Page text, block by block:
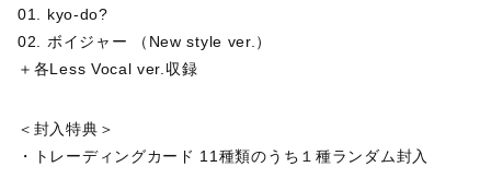
01. kyo-do?
02. ボイジャー （New style ver.）
＋各Less Vocal ver.収録
＜封入特典＞
・トレーディングカード 11種類のうち１種ランダム封入